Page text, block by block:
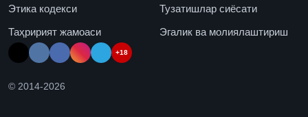
Этика кодекси
Тузатишлар сиёсати
Таҳририят жамоаси
Эгалик ва молиялаштириш
+18
© 2014-2026